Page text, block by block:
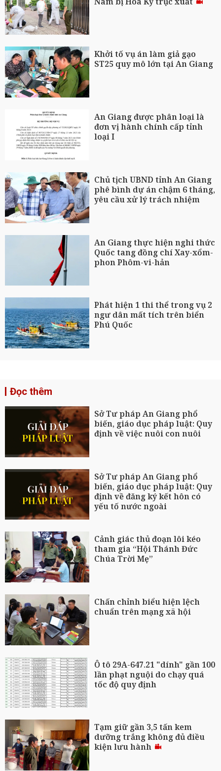
Khởi tố vụ án làm giả gạo
ST25 quy mô lớn tại An Giang
An Giang được phân loại là
đơn vị hành chính cấp tỉnh
loại I
Chủ tịch UBND tỉnh An Giang
phê bình dự án chậm 6 tháng,
yêu cầu xử lý trách nhiệm
An Giang thực hiện nghi thức
Quốc tang đồng chí Xay-xổm-
phon Phôm-vi-hản
Phát hiện 1 thi thể trong vụ 2
ngư dân mất tích trên biển
Phú Quốc
Đọc thêm
Sở Tư pháp An Giang phổ
biến, giáo dục pháp luật: Quy
định về việc nuôi con nuôi
Sở Tư pháp An Giang phổ
biến, giáo dục pháp luật: Quy
định về đăng ký kết hôn có
yếu tố nước ngoài
Cảnh giác thủ đoạn lôi kéo
tham gia “Hội Thánh Đức
Chúa Trời Mẹ”
Chấn chỉnh biểu hiện lệch
chuẩn trên mạng xã hội
Ô tô 29A-647.21 "dính" gần 100
lần phạt nguội do chạy quá
tốc độ quy định
Tạm giữ gần 3,5 tấn kem
dưỡng trắng không đủ điều
kiện lưu hành